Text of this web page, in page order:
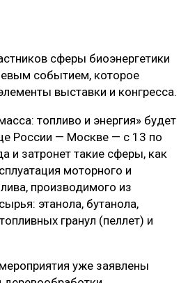
ЗАЩИТА сферы биоэнергетики
событием, которое
выставки и конгресса.
топливо и энергия» будет
России — Москве — с 13 по
и затронет такие сферы, как
моторного и
производимого из
этанола, бутанола,
гранул (пеллет) и
уже заявлены